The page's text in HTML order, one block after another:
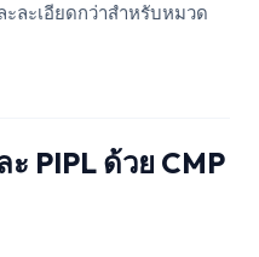
ละเอียดกว่าสำหรับหมวด
PIPL ด้วย CMP